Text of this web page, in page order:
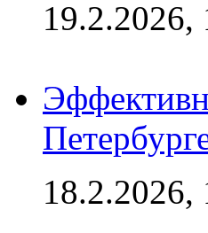
19.2.2026,
18.2.2026,